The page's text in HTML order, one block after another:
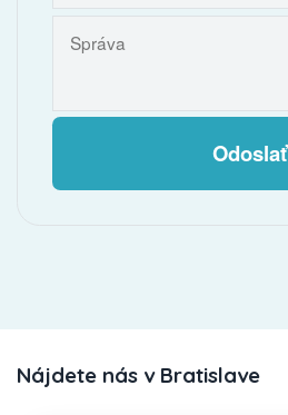
Odoslať
Nájdete nás v Bratislave